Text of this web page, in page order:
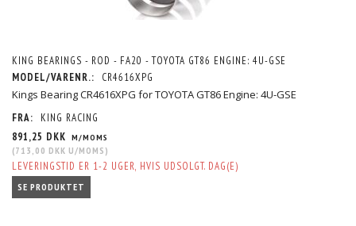
KING BEARINGS - ROD - FA20 - TOYOTA GT86 ENGINE: 4U-GSE
MODEL/VARENR.:
CR4616XPG
Kings Bearing CR4616XPG for TOYOTA GT86 Engine: 4U-GSE
FRA:
KING RACING
891,25 DKK M/MOMS
(713,00 DKK U/MOMS )
LEVERINGSTID ER 1-2 UGER, HVIS UDSOLGT. DAG(E)
SE PRODUKTET